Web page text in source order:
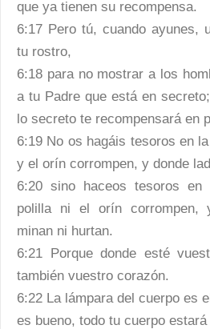
que ya tienen su recompensa.
6:17 Pero tú, cuando ayunes,
tu rostro,
6:18 para no mostrar a los
a tu Padre que está en
lo secreto te recompensará en
6:19 No os hagáis tesoros en
y el orín corrompen, y donde
6:20 sino haceos tesoros
polilla ni el orín corrompen,
minan ni hurtan.
6:21 Porque donde esté
también vuestro corazón.
6:22 La lámpara del cuerpo es
es bueno, todo tu cuerpo